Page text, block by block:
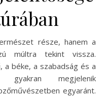
része, hanem a
múltra tekint vissza.
a béke, a szabadság és a
gyakran megjelenik
egyaránt.